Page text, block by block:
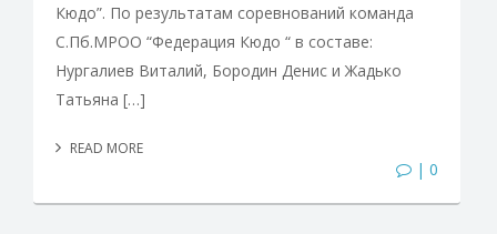
Кюдо”. По результатам соревнований команда
С.Пб.МРОО “Федерация Кюдо “ в составе:
Нургалиев Виталий, Бородин Денис и Жадько
Татьяна […]
READ MORE
| 0